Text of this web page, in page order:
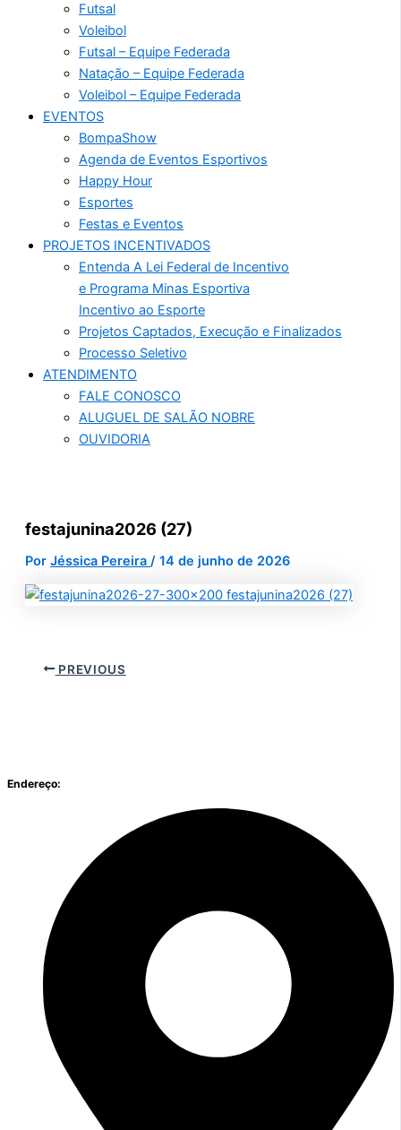
Futsal
Voleibol
Futsal – Equipe Federada
Natação – Equipe Federada
Voleibol – Equipe Federada
EVENTOS
BompaShow
Agenda de Eventos Esportivos
Happy Hour
Esportes
Festas e Eventos
PROJETOS INCENTIVADOS
Entenda A Lei Federal de Incentivo
e Programa Minas Esportiva
Incentivo ao Esporte
Projetos Captados, Execução e Finalizados
Processo Seletivo
ATENDIMENTO
FALE CONOSCO
ALUGUEL DE SALÃO NOBRE
OUVIDORIA
festajunina2026 (27)
Por Jéssica Pereira / 14 de junho de 2026
PREVIOUS
Endereço: